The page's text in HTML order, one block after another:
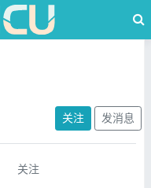
关注 发消息
关注